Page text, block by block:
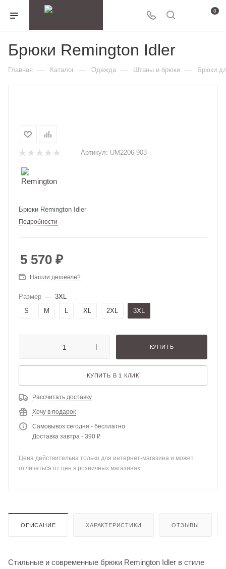
0
Брюки Remington Idler
Главная — Каталог — Одежда — Штаны и брюки — Брюки
Артикул: UM2206-903
Брюки Remington Idler
Подробности
5 570 ₽
Нашли дешевле?
Размер — 3XL
S
M L XL 2XL 3XL
КУПИТЬ
КУПИТЬ В 1 КЛИК
Рассчитать доставку
Хочу в подарок
Самовывоз сегодня - бесплатно
Доставка завтра - 390 ₽
Цена действительна только для интернет-магазина и может
отличаться от цен в розничных магазинах
ОПИСАНИЕ ХАРАКТЕРИСТИКИ ОТЗЫВЫ
Стильные и современные брюки Remington Idler в стиле